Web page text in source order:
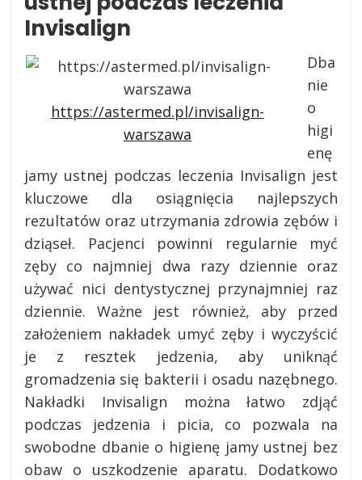
Invisalign
https://astermed.pl/invisalign-
warszawa
Dba
nie
o
higi
enę
jamy ustnej podczas leczenia Invisalign jest
kluczowe dla osiągnięcia najlepszych
rezultatów oraz utrzymania zdrowia zębów i
dziąseł. Pacjenci powinni regularnie myć
zęby co najmniej dwa razy dziennie oraz
używać nici dentystycznej przynajmniej raz
dziennie. Ważne jest również, aby przed
założeniem nakładek umyć zęby i wyczyścić
je z resztek jedzenia, aby uniknąć
gromadzenia się bakterii i osadu nazębnego.
Nakładki Invisalign można łatwo zdjąć
podczas jedzenia i picia, co pozwala na
swobodne dbanie o higienę jamy ustnej bez
obaw o uszkodzenie aparatu. Dodatkowo